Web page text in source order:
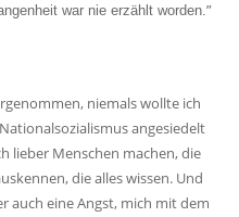
war nie erzählt worden.”
niemals wollte ich
angesiedelt
lieber Menschen machen, die
die alles wissen. Und
auch eine Angst, mich mit dem